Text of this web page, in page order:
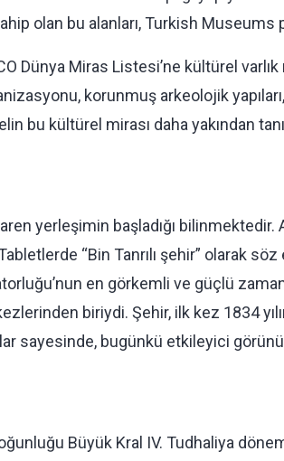
olan bu alanları, Turkish
Dünya Miras Listesi’ne kültürel
korunmuş arkeolojik
bu kültürel mirası daha yakından
yerleşimin başladığı
“Bin Tanrılı şehir” olarak
en görkemli ve güçlü
biriydi. Şehir, ilk kez 1834
sayesinde, bugünkü etkileyici
Büyük Kral IV. Tudhaliya